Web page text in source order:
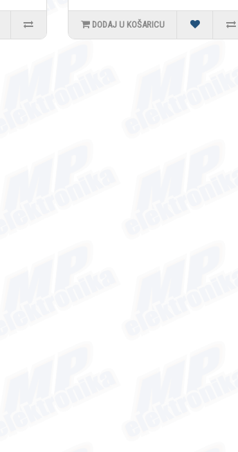
DODAJ U KOŠARICU